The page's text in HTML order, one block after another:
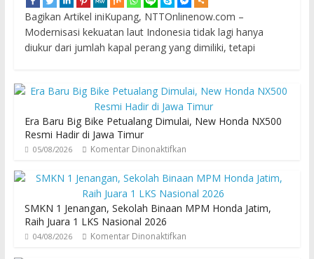
Bagikan Artikel iniKupang, NTTOnlinenow.com –
Modernisasi kekuatan laut Indonesia tidak lagi hanya
diukur dari jumlah kapal perang yang dimiliki, tetapi
Era Baru Big Bike Petualang Dimulai, New Honda NX500
Resmi Hadir di Jawa Timur
05/08/2026 Komentar Dinonaktifkan
SMKN 1 Jenangan, Sekolah Binaan MPM Honda Jatim,
Raih Juara 1 LKS Nasional 2026
04/08/2026 Komentar Dinonaktifkan